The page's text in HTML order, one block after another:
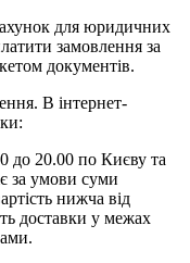
для юридичних
замовлення за
документів.
В інтернет-
до 20.00 по Києву та
за умови суми
нижча від
доставки у межах